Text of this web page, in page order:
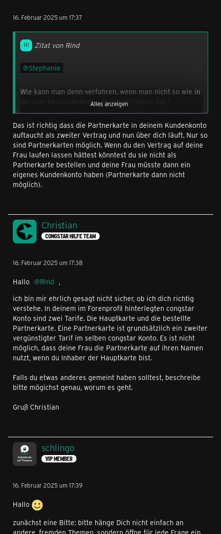
es ja wohl mehreren so ergeht.
Vielen Dank!
16. Februar 2025 um 17:37
Zitat von Rind
Stephanie
Wie kann man denn verfahren, wenn man nicht so wie in
der hier beschriebenen Lösung verfahren hat?
Ich habe bei der Bestellung der Partnerkarte nämlich
die letzte Option gewählt und die Daten meiner Frau
eingegeben.
Blöderweise sieht es in der App so aus, als hätte ich
jetzt zwei Verträge. Den zweiten Vertrag (mit 017...) sollte
jedoch meine Frau haben, mit deren Daten auch die
Hier wäre eine Anpassung des Prozesses notwendig, da
es ja wohl mehreren so ergeht.
Alles anzeigen
Das ist richtig dass die Partnerkarte in deinem Kundenkonto
auftaucht als zweiter Vertrag und nun über dich läuft. Nur so
sind Partnerkarten möglich. Wenn du den Vertrag auf deine
Frau laufen lassen hättest könntest du sie nicht als
Partnerkarte bestellen und deine Frau müsste dann ein
eigenes Kundenkonto haben (Partnerkarte dann nicht
möglich).
Christian
CONGSTAR HILFE TEAM
16. Februar 2025 um 17:38
Hallo Rind ,
ich bin mir ehrlich gesagt nicht sicher, ob ich dich richtig
verstehe. In deinem im Forenprofil hinterlegten congstar
Konto sind zwei Tarife. Die Hauptkarte und die bestellte
Partnerkarte. Eine Partnerkarte ist grundsätzlich ein zweiter
vergünstigter Tarif im selben congstar Konto. Es ist nicht
möglich, dass deine Frau die Partnerkarte auf ihren Namen
nutzt, wenn du Inhaber der Hauptkarte bist.
Falls du etwas anderes gemeint haben solltest, beschreibe
bitte mögichst genau, worum es geht.
Gruß Christian
schlingo
VIP MEMBER
16. Februar 2025 um 17:39
Hallo
zunächst eine Bitte: bitte hänge Dich nicht einfach an
andere, fremden Themen, sondern öffne für jede Frage ein